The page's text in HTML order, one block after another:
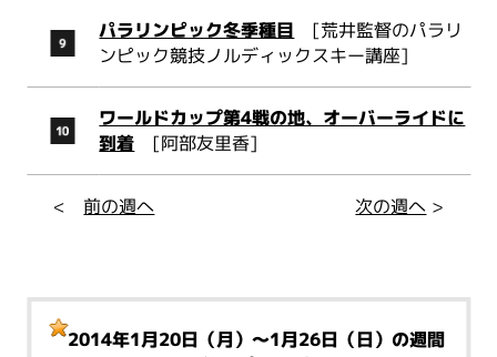
パラリンピック冬季種目 [荒井監督のパラリ
ンピック競技ノルディックスキー講座]
ワールドカップ第4戦の地、オーバーライドに
到着 [阿部友里香]
<前の週へ 次の週へ >
2014年1月20日（月）～1月26日（日） の週間